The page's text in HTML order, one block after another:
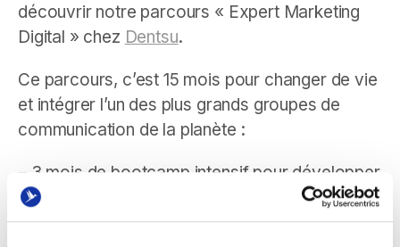
découvrir notre parcours « Expert Marketing
Digital » chez Dentsu.
Ce parcours, c’est 15 mois pour changer de vie
et intégrer l’un des plus grands groupes de
communication de la planète :
– 3 mois de bootcamp intensif pour développer
vos compétences.